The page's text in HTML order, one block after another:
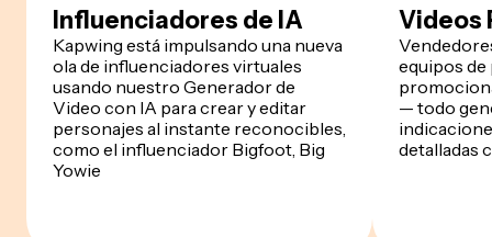
Influenciadores de IA
Kapwing está impulsando una nueva
ola de influenciadores virtuales
usando nuestro Generador de
Video con IA para crear y editar
personajes al instante reconocibles,
como el influenciador Bigfoot, Big
Yowie
Videos
equipos
— todo
detalladas